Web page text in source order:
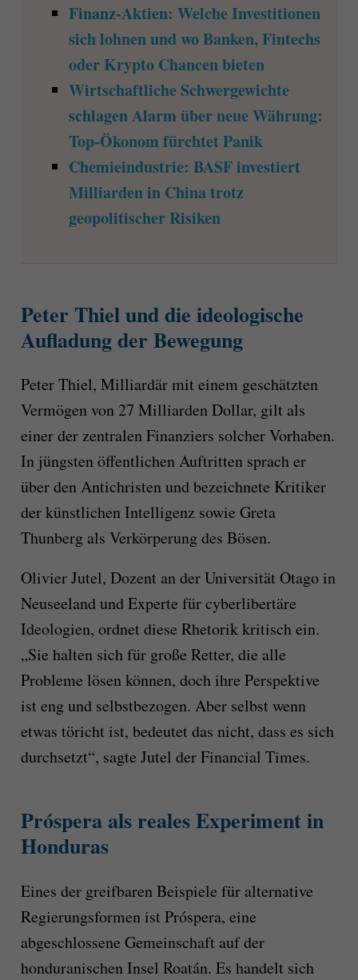
Finanz-Aktien: Welche Investitionen
sich lohnen und wo Banken, Fintechs
oder Krypto Chancen bieten
Wirtschaftliche Schwergewichte
schlagen Alarm über neue Währung:
Top-Ökonom fürchtet Panik
Chemieindustrie: BASF investiert
Milliarden in China trotz
geopolitischer Risiken
Peter Thiel und die ideologische
Aufladung der Bewegung
Peter Thiel, Milliardär mit einem geschätzten
Vermögen von 27 Milliarden Dollar, gilt als
einer der zentralen Finanziers solcher Vorhaben.
In jüngsten öffentlichen Auftritten sprach er
über den Antichristen und bezeichnete Kritiker
der künstlichen Intelligenz sowie Greta
Thunberg als Verkörperung des Bösen.
Olivier Jutel, Dozent an der Universität Otago in
Neuseeland und Experte für cyberlibertäre
Ideologien, ordnet diese Rhetorik kritisch ein.
„Sie halten sich für große Retter, die alle
Probleme lösen können, doch ihre Perspektive
ist eng und selbstbezogen. Aber selbst wenn
etwas töricht ist, bedeutet das nicht, dass es sich
durchsetzt“, sagte Jutel der Financial Times.
Próspera als reales Experiment in
Honduras
Eines der greifbaren Beispiele für alternative
Regierungsformen ist Próspera, eine
abgeschlossene Gemeinschaft auf der
honduranischen Insel Roatán. Es handelt sich